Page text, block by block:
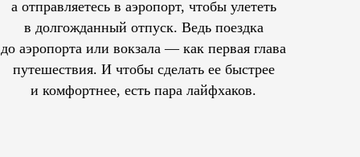
а отправляетесь в аэропорт, чтобы улететь
в долгожданный отпуск. Ведь поездка
до аэропорта или вокзала — как первая глава
путешествия. И чтобы сделать ее быстрее
и комфортнее, есть пара лайфхаков.